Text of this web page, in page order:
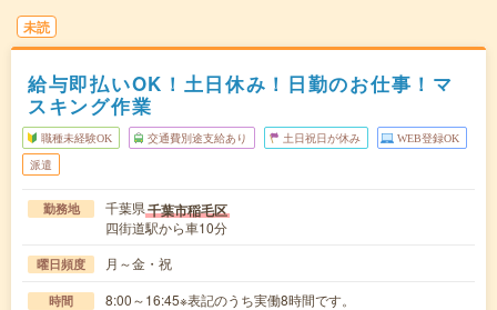
未読
給与即払いOK！土日休み！日勤のお仕事！マ
スキング作業
職種未経験OK 交通費別途支給あり 土日祝日が休み WEB登録OK
派遣
勤務地 千葉県千葉市稲毛区
四街道駅から車10分
曜日頻度 月～金・祝
時間 8:00～16:45※表記のうち実働8時間です。